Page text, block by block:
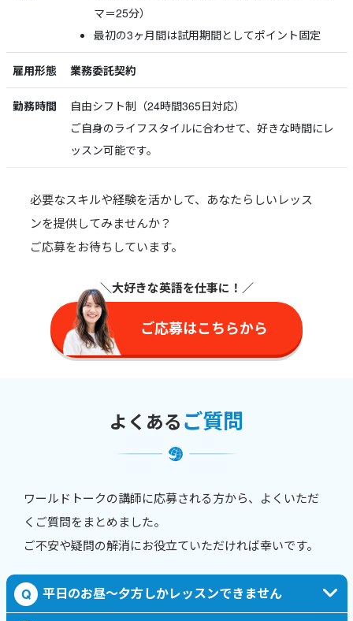
マ＝25分）
最初の3ヶ月間は試用期間としてポイント固定
雇用形態 業務委託契約
勤務時間
自由シフト制（24時間365日対応）
ご自身のライフスタイルに合わせて、好きな時間にレ
ッスン可能です。
必要なスキルや経験を活かして、あなたらしいレッス
ンを提供してみませんか？
ご応募をお待ちしています。
＼大好きな英語を仕事に ！／
ご応募はこちらから
よくあるご質問
ワールドトークの講師に応募される方から、よくいただ
くご質問をまとめました。
ご不安や疑問の解消にお役立ていただければ幸いです。
Q 平日のお昼〜夕方しかレッスンできません